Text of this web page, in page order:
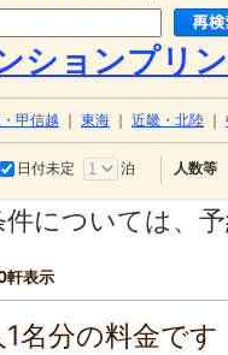
ションプリ
甲信越 東海 近畿・北陸
日付未定 泊 人数等
については、
軒表示
名分の料金で